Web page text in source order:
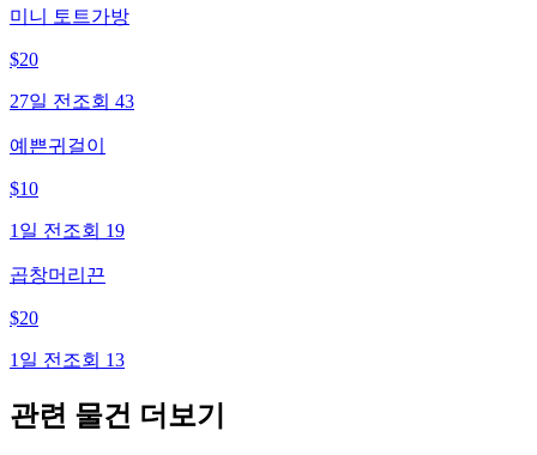
미니 토트가방
$20
27일 전 조회 43
예쁜귀걸이
$10
1일 전 조회 19
곱창머리끈
$20
1일 전 조회 13
관련 물건 더보기